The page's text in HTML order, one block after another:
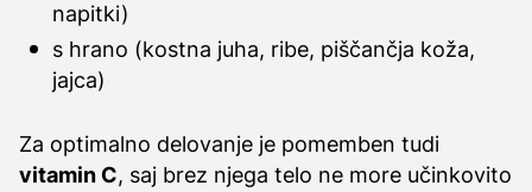
napitki)
s hrano (kostna juha, ribe, piščančja koža,
jajca)
Za optimalno delovanje je pomemben tudi
vitamin C, saj brez njega telo ne more učinkovito